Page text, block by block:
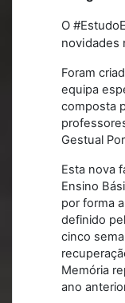
O
novidades
Foram
equipa
composta
Gestual
Esta nova
Ensino
por forma
definido
cinco
Memória
ano